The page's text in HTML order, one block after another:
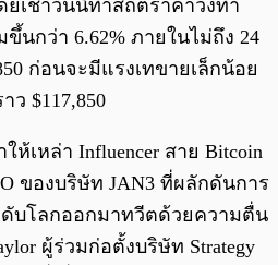
เช้าวันนี้ทำสถิติราคาวิ่งทำ
ขึ้นกว่า 6.62% ภายในไม่ถึง 24
ก่อนจะมีแรงเทขายเล็กน้อย
$117,850
ห้เหล่า Influencer สาย Bitcoin
ของบริษัท JAN3 ที่ผลักดันการ
ดับโลกออกมาทวีตด้วยความตื่น
ผู้ร่วมก่อตั้งบริษัท Strategy